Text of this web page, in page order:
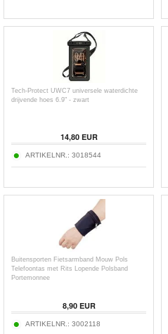
Tech-Protect UWC7 universele waterdichte
drijvende hoes 6.9" - zwart
14,80EUR
ARTIKELNR.: 3018544
Buitensporten Fietsarmband Mouw Pols
Telefoontas met Rits Lopende Polsband
Portemonnee
8,90EUR
ARTIKELNR.: 3002118